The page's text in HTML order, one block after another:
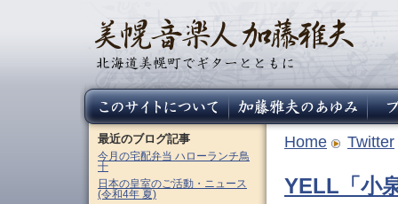
Home Twitter
YELL「小
最近のブログ記事
今月の宅配弁当 ハローランチ鳥
十
日本の皇室のご活動・ニュース
(令和4年 夏)